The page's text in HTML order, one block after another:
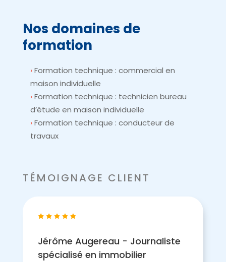
Nos domaines de
formation
Formation technique : commercial en
maison individuelle
Formation technique : technicien bureau
d’étude en maison individuelle
Formation technique : conducteur de
travaux
TÉMOIGNAGE CLIENT
Jérôme Augereau - Journaliste
spécialisé en immobilier